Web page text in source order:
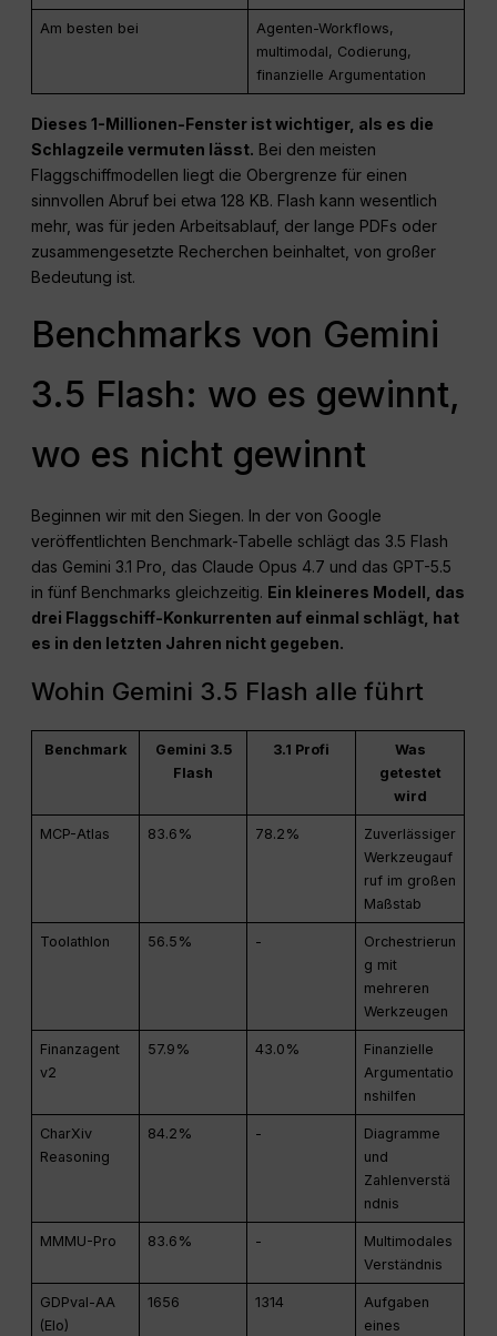
Am besten bei
Agenten-Workflows,
multimodal, Codierung,
finanzielle Argumentation
Dieses 1-Millionen-Fenster ist wichtiger, als es die
Schlagzeile vermuten lässt. Bei den meisten
Flaggschiffmodellen liegt die Obergrenze für einen
sinnvollen Abruf bei etwa 128 KB. Flash kann wesentlich
mehr, was für jeden Arbeitsablauf, der lange PDFs oder
zusammengesetzte Recherchen beinhaltet, von großer
Bedeutung ist.
Benchmarks von Gemini
3.5 Flash: wo es gewinnt,
wo es nicht gewinnt
Beginnen wir mit den Siegen. In der von Google
veröffentlichten Benchmark-Tabelle schlägt das 3.5 Flash
das Gemini 3.1 Pro, das Claude Opus 4.7 und das GPT-5.5
in fünf Benchmarks gleichzeitig. Ein kleineres Modell, das
drei Flaggschiff-Konkurrenten auf einmal schlägt, hat
es in den letzten Jahren nicht gegeben.
Wohin Gemini 3.5 Flash alle führt
Benchmark
Gemini 3.5
Flash
3.1 Profi
Was
getestet
wird
MCP-Atlas 83.6% 78.2%
Zuverlässiger
Werkzeugauf
ruf im großen
Maßstab
Toolathlon 56.5% -
Orchestrierun
g mit
mehreren
Werkzeugen
Finanzagent
v2
57.9% 43.0%
Finanzielle
Argumentatio
nshilfen
CharXiv
Reasoning
84.2% -
Diagramme
und
Zahlenverstä
ndnis
MMMU-Pro 83.6% -
Multimodales
Verständnis
GDPval-AA
(Elo)
1656 1314
Aufgaben
eines